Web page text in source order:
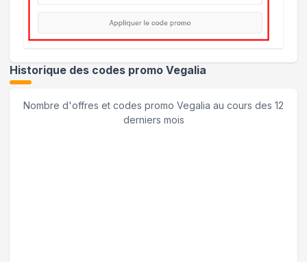
Historique des codes promo Vegalia
Nombre d'offres et codes promo Vegalia au cours des 12
derniers mois